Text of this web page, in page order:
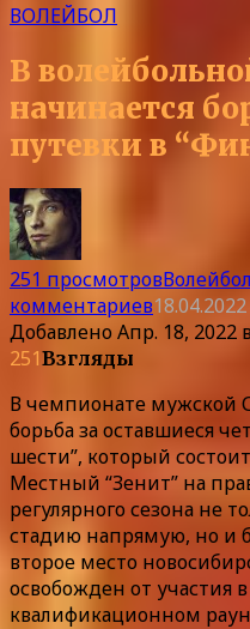
ВОЛЕЙБОЛ
В
начинается
путевки в
251 просмотровВолейбол
комментариев18.04.2022
ДобавленоАпр. 18, 2022
251Взгляды
В чемпионате мужской
борьба за оставшиеся
шести”, который
Местный “Зенит” на
регулярного сезона не
стадию напрямую, но и
второе место
освобожден от участия
квалификационном